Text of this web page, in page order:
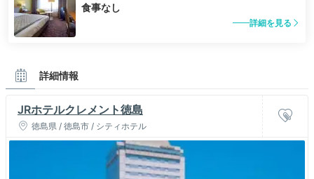
食事なし
詳細を見る
詳細情報
JRホテルクレメント徳島
徳島県 / 徳島市 / シティホテル